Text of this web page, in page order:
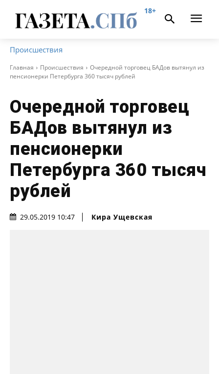
18+
Происшествия
Главная Происшествия
Очередной торговец БАДов вытянул из
пенсионерки Петербурга 360 тысяч рублей
Очередной торговец
БАДов вытянул из
пенсионерки
Петербурга 360 тысяч
рублей
29.05.2019 10:47 Кира Ущевская